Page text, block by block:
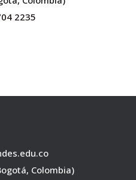
2235
Colombia)